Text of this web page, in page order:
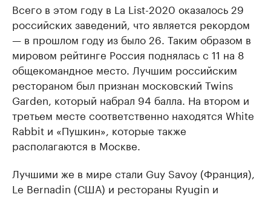
Всего в этом году в La List-2020 оказалось 29
российских заведений, что является рекордом
— в прошлом году из было 26. Таким образом в
мировом рейтинге Россия поднялась с 11 на 8
общекомандное место. Лучшим российским
рестораном был признан московский Twins
Garden, который набрал 94 балла. На втором и
третьем месте соответственно находятся White
Rabbit и «Пушкин», которые также
располагаются в Москве.
Лучшими же в мире стали Guy Savoy (Франция),
Le Bernadin (США) и рестораны Ryugin и